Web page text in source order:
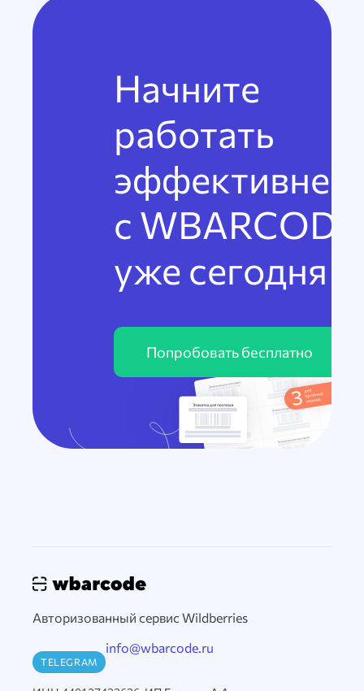
Начните
работать
эффективнее
с WBARCODE
уже сегодня
Попробовать бесплатно
Авторизованный сервис Wildberries
TELEGRAM
info@wbarcode.ru